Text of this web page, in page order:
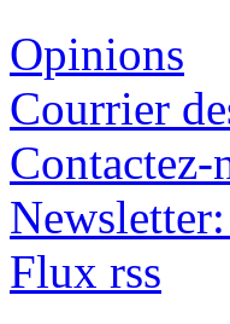
Opinions
Courrier
Contactez-
Flux rss